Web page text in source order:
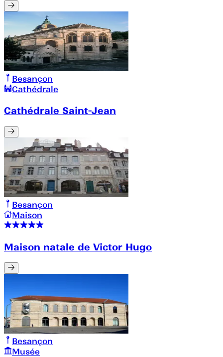
Besançon
Cathédrale
Cathédrale Saint-Jean
Besançon
Maison
Maison natale de Victor Hugo
Besançon
Musée